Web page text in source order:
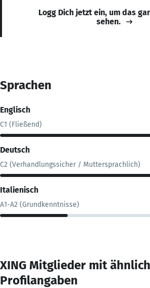
Logg Dich jetzt ein, um das
sehen.
Sprachen
Englisch
C1 (Fließend)
Deutsch
C2 (Verhandlungssicher / Muttersprachlich)
Italienisch
A1-A2 (Grundkenntnisse)
XING Mitglieder mit
Profilangaben